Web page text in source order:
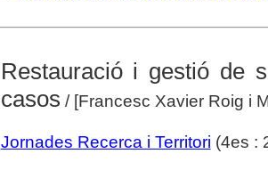
Restauració i gestió de
casos / [Francesc Xavier Roig i
Jornades Recerca i Territori (4es :